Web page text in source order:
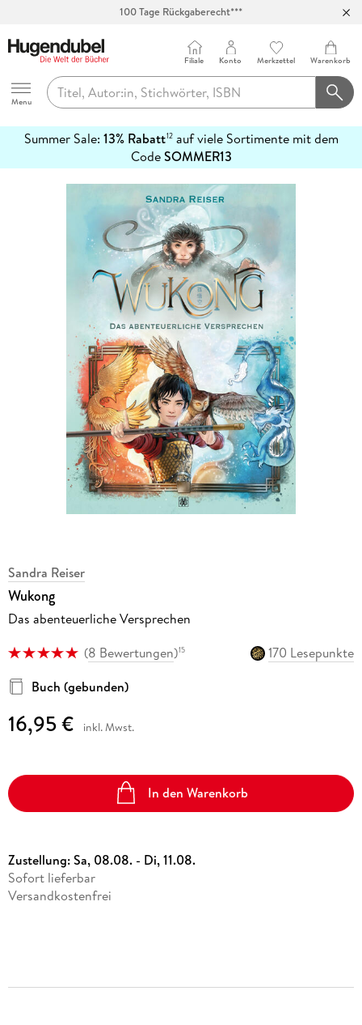
100 Tage Rückgaberecht***
Hugendubel
Menu
Filiale Konto Merkzettel Warenkorb
Summer Sale: 13% Rabatt12auf viele Sortimente mit dem
CodeSOMMER13
erfahren
Sandra Reiser
Wukong
Das abenteuerliche Versprechen
(8 Bewertungen)15
170 Lesepunkte
Buch (gebunden)
16,95 € inkl. Mwst.
In den Warenkorb
Zustellung:Sa, 08.08. - Di, 11.08.
Sofort lieferbar
Versandkostenfrei